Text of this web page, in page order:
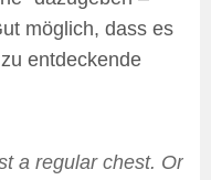
möglich, dass es
zu entdeckende
a regular chest. Or